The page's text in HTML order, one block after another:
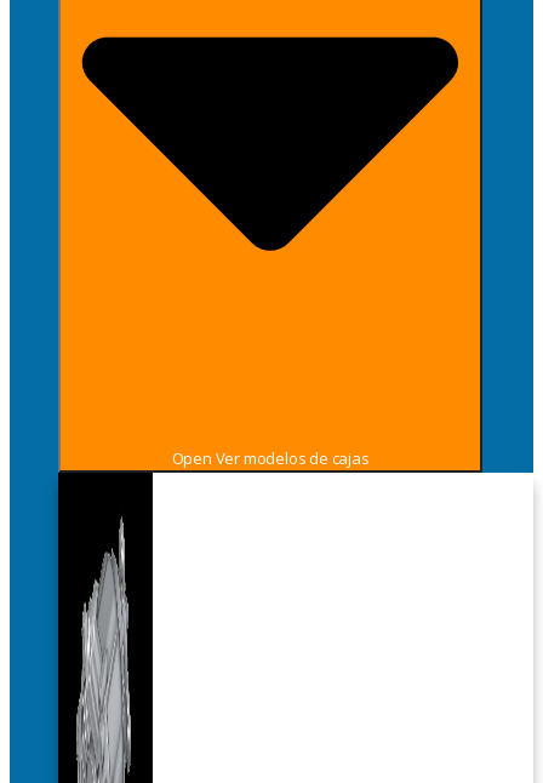
Open Ver modelos de cajas